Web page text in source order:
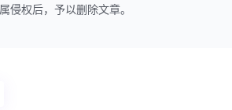
侵权后，予以删除文章。